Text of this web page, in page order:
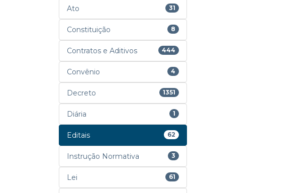
Ato 31
Constituição 8
Contratos e Aditivos 444
Convênio 4
Decreto 1351
Diária 1
Editais 62
Instrução Normativa 3
Lei 61